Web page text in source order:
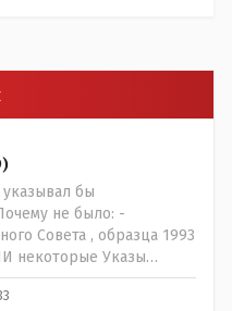
указывал бы
не было: -
Совета , образца 1993
некоторые Указы
выборов и перевыборов и
политики, и тогда